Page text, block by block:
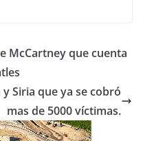
McCartney que cuenta
Siria que ya se cobró
mas de 5000 víctimas.